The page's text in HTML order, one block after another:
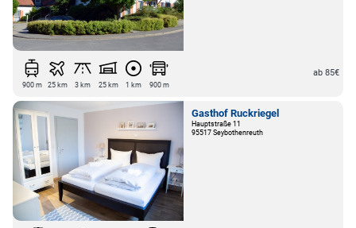
900 m 25 km 3 km 25 km 1 km 900 m
ab 85€
Gasthof Ruckriegel
Hauptstraße 11
95517 Seybothenreuth